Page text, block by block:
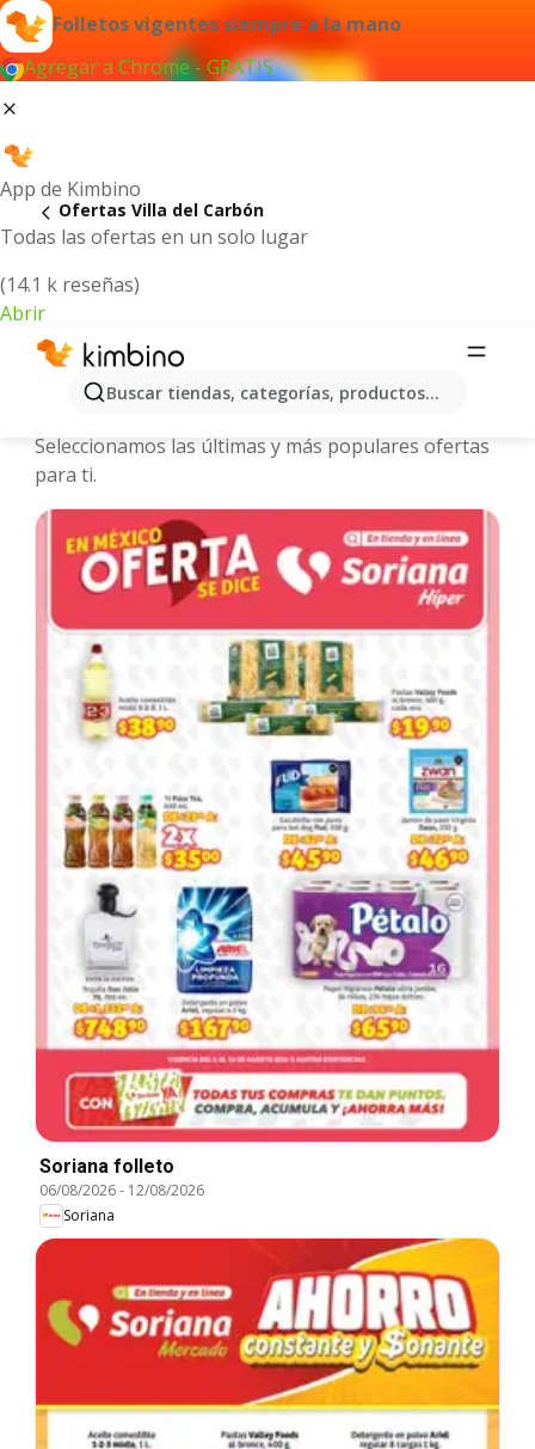
Folletos vigentes siempre a la mano
Agregar a Chrome - GRATIS
App de Kimbino
Todas las ofertas en un solo lugar
(14.1 k reseñas)
Abrir
Buscar tiendas, categorías, productos...
Ofertas Villa del Carbón
Villa del Carbón - Folletos y ofertas
Seleccionamos las últimas y más populares ofertas
para ti.
Soriana folleto
06/08/2026- 12/08/2026
Soriana